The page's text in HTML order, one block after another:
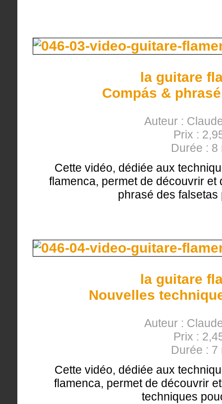
la guitare
Compás &
Auteur :
Prix :
Durée : 8
Cette vidéo, dédiée aux
flamenca, permet de découvrir et
phrasé des falsetas
la guitare
Nouvelles
Auteur :
Prix :
Durée : 7
Cette vidéo, dédiée aux
flamenca, permet de découvrir
techniques